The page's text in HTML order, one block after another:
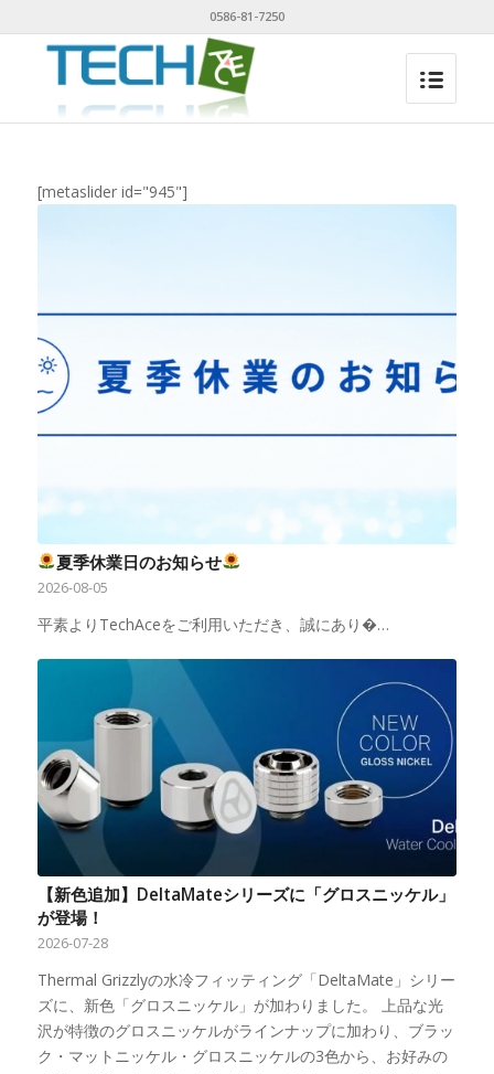
0586-81-7250
[metaslider id="945"]
夏季休業日のお知らせ
2026-08-05
平素よりTechAceをご利用いただき、誠にあり�…
【新色追加】DeltaMateシリーズに「グロスニッケル」
が登場！
2026-07-28
Thermal Grizzlyの水冷フィッティング「DeltaMate」シリー
ズに、新色「グロスニッケル」が加わりました。 上品な光
沢が特徴のグロスニッケルがラインナップに加わり、ブラッ
ク・マットニッケル・グロスニッケルの3色から、お好みの